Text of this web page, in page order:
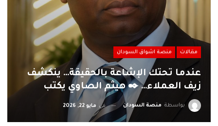
مقالات منصة اشواق السودان
عندما تحتك الإشاعة بالحقيقة… ينكشف
زيف العملاء… ✒️ هيثم الصاوي يكتب
بواسطة منصة السودان في مايو 22, 2026